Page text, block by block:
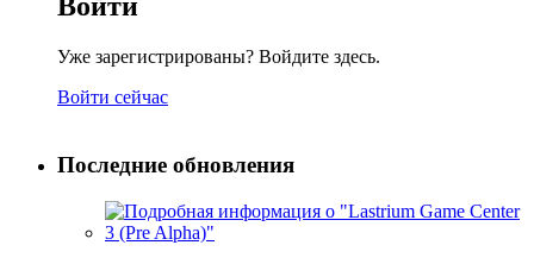
Войти
Уже зарегистрированы? Войдите здесь.
Войти сейчас
Последние обновления